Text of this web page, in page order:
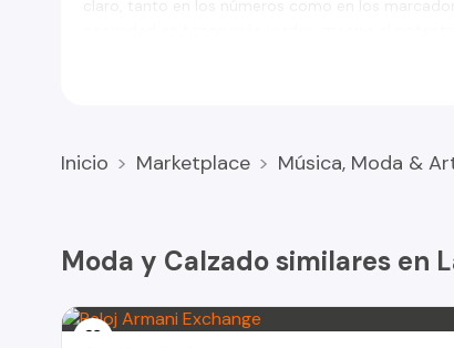
- Bisel giratorio Unidireccional
- Acero Inoxidable 316L
- Potente lumen con gran capacidad de brillo en
Inicio Marketplace Música, Moda &
Moda y Calzado similares en